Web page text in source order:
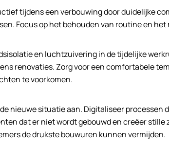
tijdens een verbouwing door duidelijke
Focus op het behouden van routine en
en luchtzuivering in de tijdelijke
renovaties. Zorg voor een comfortabele
te voorkomen.
nieuwe situatie aan. Digitaliseer processen
dat er niet wordt gebouwd en creëer
de drukste bouwuren kunnen vermijden.